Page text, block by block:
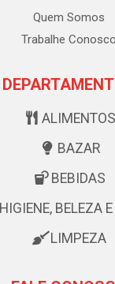
Quem Somos
Trabalhe Conosco
ALIMENTOS
BAZAR
BEBIDAS
HIGIENE, BELEZA
LIMPEZA